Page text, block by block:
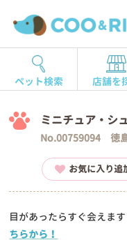
ペット検索 店舗を
ミニチュア・シ
No.00759094 徳
お気に入り追
目があったらすぐ会えま
ちらから！